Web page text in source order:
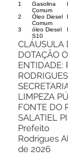
1
Gasolina
Comum
2
Óleo Diesel
Comum
3
óleo Diesel
S10
CLÁUSULA
DOTAÇÃO
ENTIDADE:
LIMPEZA
FONTE DO
SALATIEL
Prefeito
Rodrigues
de 2026